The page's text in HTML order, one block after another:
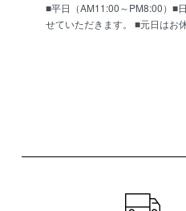
■平日（AM11:00～PM8:00）■
せていただきます。 ■元日はお